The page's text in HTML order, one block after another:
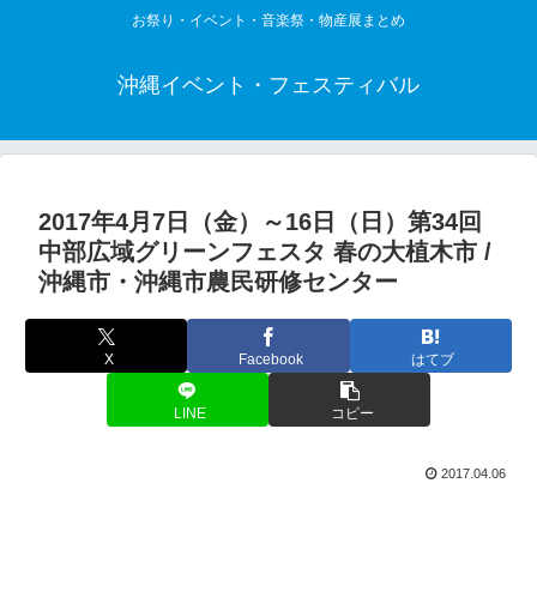
お祭り・イベント・音楽祭・物産展まとめ
沖縄イベント・フェスティバル
2017年4月7日（金）～16日（日）第34回
中部広域グリーンフェスタ 春の大植木市 /
沖縄市・沖縄市農民研修センター
X Facebook はてブ
LINE コピー
2017.04.06